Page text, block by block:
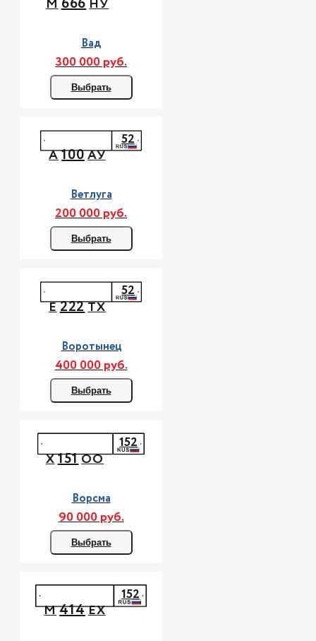
М НУ
Вад
300 000 руб.
Выбрать
А100АУ
52
Ветлуга
200 000 руб.
Выбрать
Е222ТХ
52
Воротынец
400 000 руб.
Выбрать
Х151ОО
152
Ворсма
90 000 руб.
Выбрать
М414ЕХ
152